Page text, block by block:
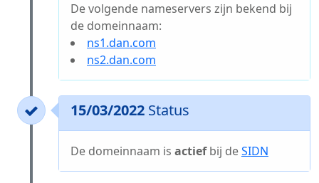
De volgende nameservers zijn bekend bij
de domeinnaam:
ns1.dan.com
ns2.dan.com
15/03/2022 Status
De domeinnaam is actiefbij deSIDN